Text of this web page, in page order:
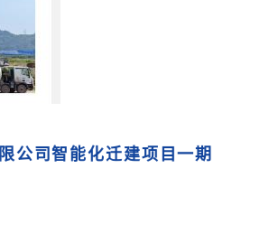
公司智能化迁建项目一期